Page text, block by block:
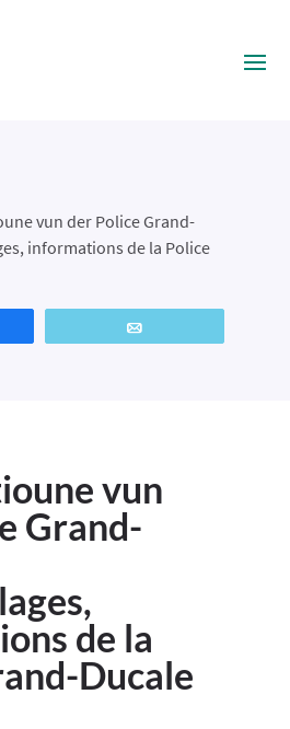
vun der Police Grand-
informations de la Police
vun
Grand-
de la
Ducale